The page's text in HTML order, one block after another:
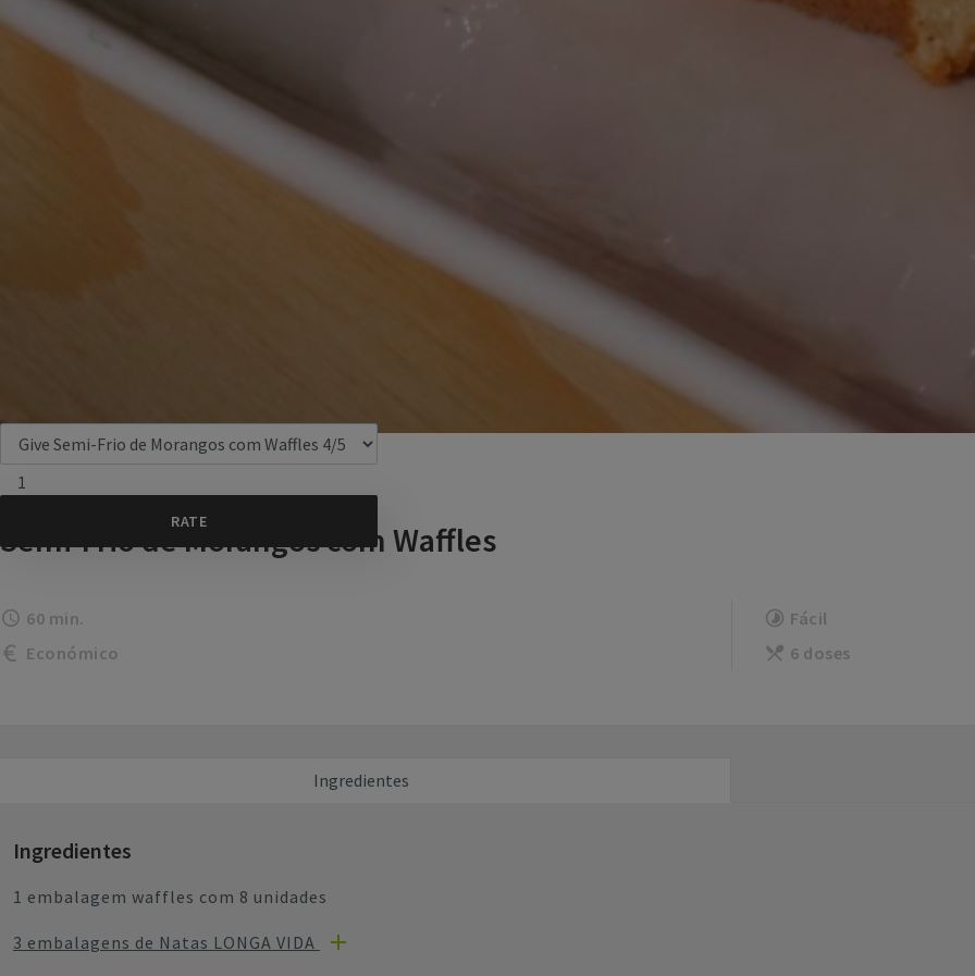
1
Semi-Frio de Morangos com Waffles
60 min.
Fácil
Económico
6 doses
Ingredientes
Ingredientes
1 embalagem waffles com 8 unidades
3 embalagens de Natas LONGA VIDA